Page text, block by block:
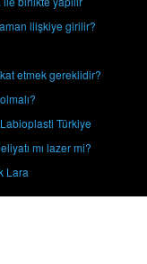
ilişkiye girilir?
etmek gereklidir?
Labioplasti Türkiye
mı lazer mi?
Lara